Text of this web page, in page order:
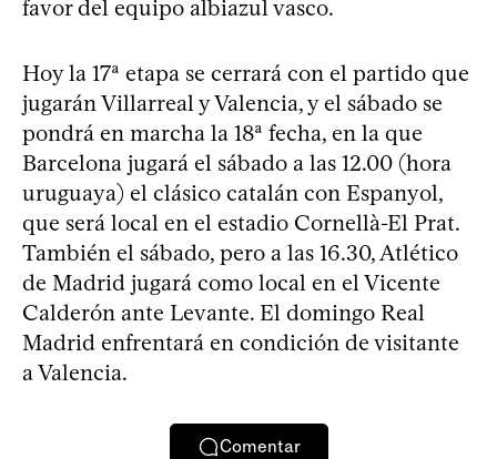
favor del equipo albiazul vasco.
Hoy la 17ª etapa se cerrará con el partido que
jugarán Villarreal y Valencia, y el sábado se
pondrá en marcha la 18ª fecha, en la que
Barcelona jugará el sábado a las 12.00 (hora
uruguaya) el clásico catalán con Espanyol,
que será local en el estadio Cornellà-El Prat.
También el sábado, pero a las 16.30, Atlético
de Madrid jugará como local en el Vicente
Calderón ante Levante. El domingo Real
Madrid enfrentará en condición de visitante
a Valencia.
Comentar